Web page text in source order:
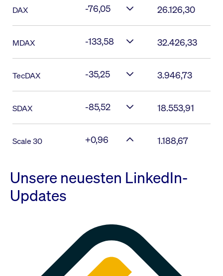
DAX -76,05 26.126,30
MDAX -133,58 32.426,33
TecDAX -35,25 3.946,73
SDAX -85,52 18.553,91
Scale 30 +0,96 1.188,67
Unsere neuesten LinkedIn-
Updates